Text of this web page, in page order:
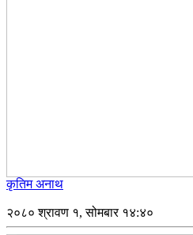
कृतिम अनाथ
२०८० श्रावण १, सोमबार १४:४०